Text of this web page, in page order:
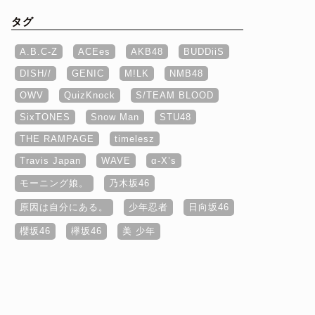
タグ
A.B.C-Z ACEes AKB48 BUDDiiS
DISH// GENIC M!LK NMB48
OWV QuizKnock S/TEAM BLOOD
SixTONES Snow Man STU48
THE RAMPAGE timelesz
Travis Japan WAVE α‐X’s
モーニング娘。 乃木坂46
原因は自分にある。 少年忍者 日向坂46
櫻坂46 欅坂46 美 少年